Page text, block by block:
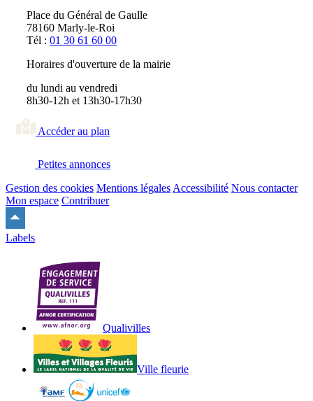
Place du Général de Gaulle
78160 Marly-le-Roi
Tél : 01 30 61 60 00
Horaires d'ouverture de la mairie
du lundi au vendredi
8h30-12h et 13h30-17h30
Accéder au plan
Petites annonces
Gestion des cookies Mentions légalesAccessibilité Nous contacter
Mon espace Contribuer
haut
Labels
Qualivilles
Ville fleurie